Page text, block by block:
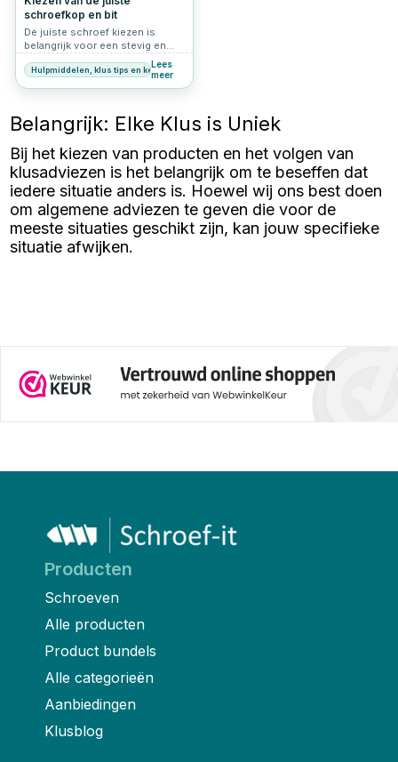
schroefkop en bit
De juiste schroef kiezen is
belangrijk voor een stevig en
resultaat, maar net zo belangrijk
is de keuze voor de schroefkop
eruitziet, maar ook hoe goed
verschillende materialen en
toepassingen. In dit artikel
bespreken we de verschillende
schroefkoppen én de
aansluitingen die je kunt
tegenkomen, zodat je voor elke
klus de juiste keuze maakt.
Hulpmiddelen, klus tips en keuzehulp
Lees
meer
Belangrijk: Elke Klus is Uniek
Bij het kiezen van producten en het volgen van
klusadviezen is het belangrijk om te beseffen dat
iedere situatie anders is. Hoewel wij ons best doen
om algemene adviezen te geven die voor de
meeste situaties geschikt zijn, kan jouw specifieke
situatie afwijken.
Producten
Schroeven
Alle producten
Product bundels
Alle categorieën
Aanbiedingen
Klusblog